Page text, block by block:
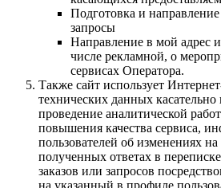
Подготовка и
запросы
Направление в мой адрес
числе рекламной, о
сервисах Оператора.
Также сайт использует
технических данных
проведение аналитической
повышения качества сервиса,
пользователей об изменениях
полученных ответах в
заказов или запросов
на указанный в профиле